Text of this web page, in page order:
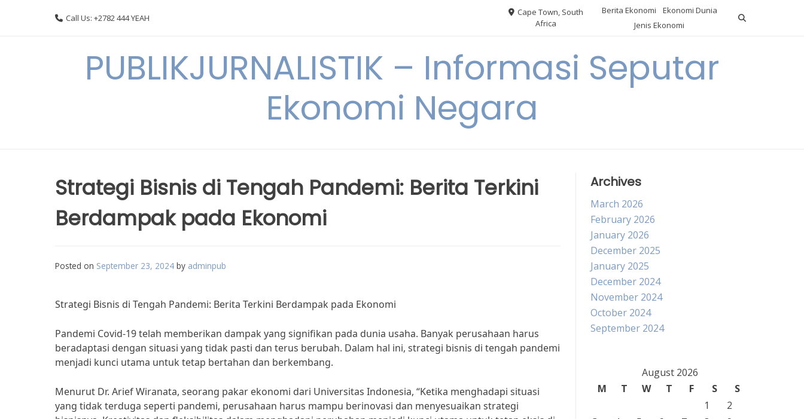
Call Us: +2782 444 YEAH
Cape Town, South
Africa
Berita Ekonomi
Ekonomi Dunia
Jenis Ekonomi
PUBLIKJURNALISTIK – Informasi Seputar
Ekonomi Negara
Strategi Bisnis di Tengah Pandemi: Berita Terkini
Berdampak pada Ekonomi
Posted on September 23, 2024 by adminpub
Strategi Bisnis di Tengah Pandemi: Berita Terkini Berdampak pada Ekonomi
Pandemi Covid-19 telah memberikan dampak yang signifikan pada dunia usaha. Banyak perusahaan harus
beradaptasi dengan situasi yang tidak pasti dan terus berubah. Dalam hal ini, strategi bisnis di tengah pandemi
menjadi kunci utama untuk tetap bertahan dan berkembang.
Menurut Dr. Arief Wiranata, seorang pakar ekonomi dari Universitas Indonesia, “Ketika menghadapi situasi
yang tidak terduga seperti pandemi, perusahaan harus mampu berinovasi dan menyesuaikan strategi
Archives
March 2026
February 2026
January 2026
December 2025
January 2025
December 2024
November 2024
October 2024
September 2024
August 2026
M
T W T F S
S
1
2